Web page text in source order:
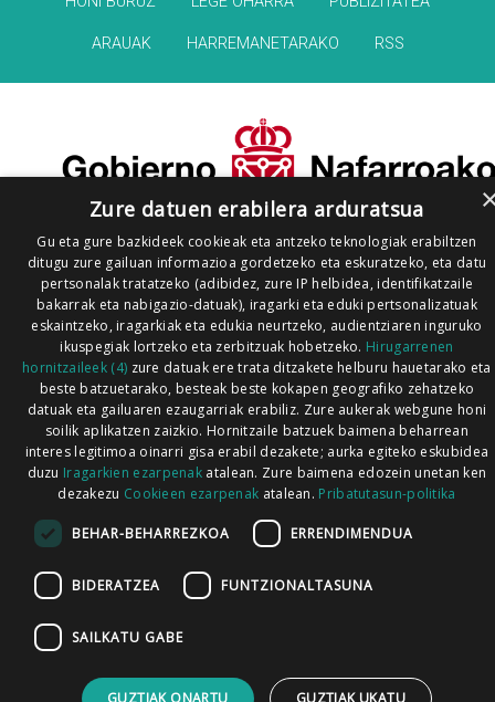
ARAUAK HARREMANETARAKO RSS
Zure datuen erabilera arduratsua
Gu eta gure bazkideek cookieak eta antzeko teknologiak erabiltzen
ditugu zure gailuan informazioa gordetzeko eta eskuratzeko, eta datu
pertsonalak tratatzeko (adibidez, zure IP helbidea, identifikatzaile
bakarrak eta nabigazio-datuak), iragarki eta eduki pertsonalizatuak
eskaintzeko, iragarkiak eta edukia neurtzeko, audientziaren inguruko
ikuspegiak lortzeko eta zerbitzuak hobetzeko. Hirugarrenen
hornitzaileek (4) zure datuak ere trata ditzakete helburu hauetarako eta
beste batzuetarako, besteak beste kokapen geografiko zehatzeko
datuak eta gailuaren ezaugarriak erabiliz. Zure aukerak webgune honi
soilik aplikatzen zaizkio. Hornitzaile batzuek baimena beharrean
interes legitimoa oinarri gisa erabil dezakete; aurka egiteko eskubidea
duzu Iragarkien ezarpenak atalean. Zure baimena edozein unetan ken
dezakezu Cookieen ezarpenak atalean. Pribatutasun-politika
BEHAR-BEHARREZKOA ERRENDIMENDUA
BIDERATZEA FUNTZIONALTASUNA
SAILKATU GABE
GUZTIAK ONARTU GUZTIAK UKATU